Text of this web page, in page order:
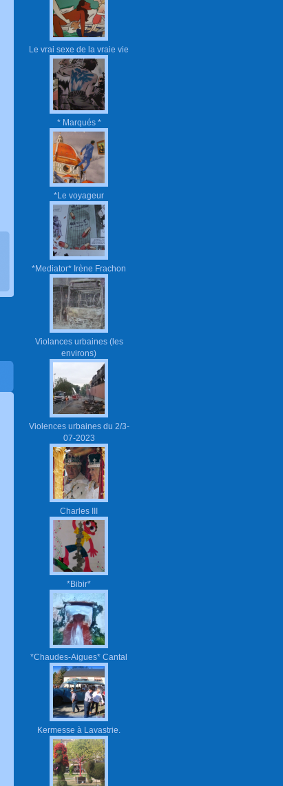
Le vrai sexe de la vraie vie
* Marqués *
*Le voyageur
*Mediator* Irène Frachon
Violances urbaines (les
environs)
Violences urbaines du 2/3-
07-2023
Charles III
*Bibir*
*Chaudes-Aigues* Cantal
Kermesse à Lavastrie.